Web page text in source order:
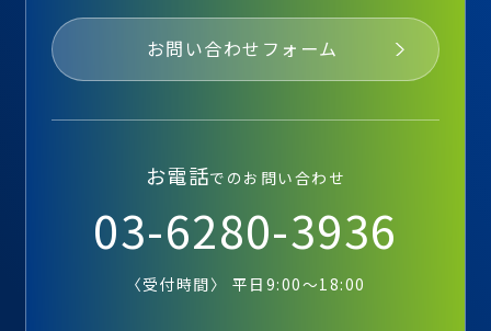
お問い合わせフォーム
お電話でのお問い合わせ
03-6280-3936
〈受付時間〉 平日9:00～18:00